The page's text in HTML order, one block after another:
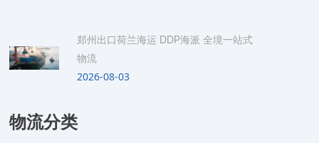
郑州出口荷兰海运 DDP海派 全境一站式
物流
2026-08-03
物流分类